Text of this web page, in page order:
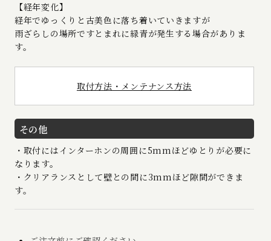
【経年変化】
経年でゆっくりと古美色に落ち着いていきますが
雨ざらしの場所ですとまれに緑青が発生する場合がありま
す。
取付方法・メンテナンス方法
その他
・取付にはインターホンの周囲に5mmほどゆとりが必要に
なります。
・クリアランスとして壁との間に3mmほど隙間ができま
す。